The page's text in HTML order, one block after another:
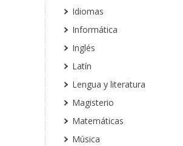
Idiomas
Informática
Inglés
Latín
Lengua y literatura
Magisterio
Matemáticas
Música